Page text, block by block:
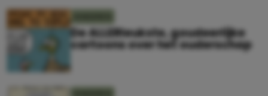
De ALLERleukste, goudeerlijke
cartoons over het ouderschap